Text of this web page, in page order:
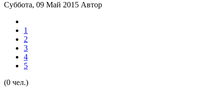
Суббота, 09 Май 2015 Автор
1
2
3
4
5
(0 чел.)